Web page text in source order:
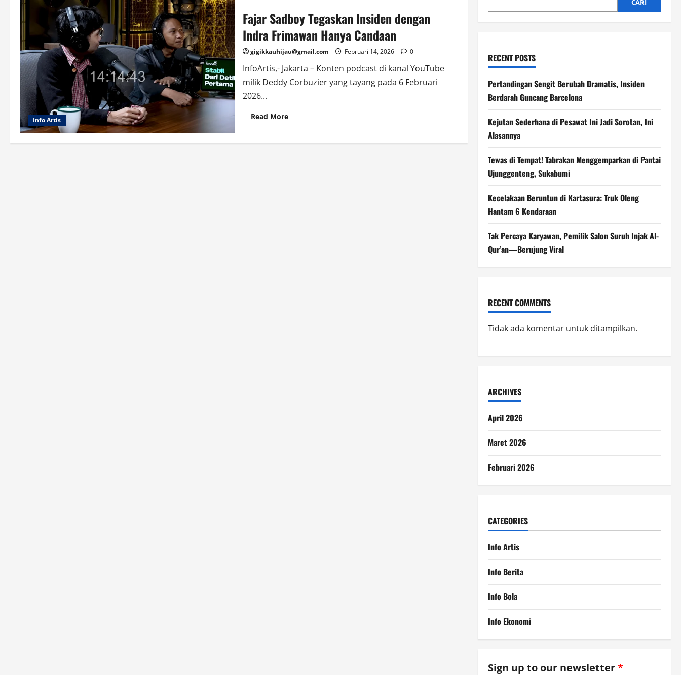
Info Artis
Fajar Sadboy Tegaskan Insiden dengan
Indra Frimawan Hanya Candaan
gigikkauhijau@gmail.com Februari 14, 2026 0
InfoArtis,- Jakarta – Konten podcast di kanal YouTube
milik Deddy Corbuzier yang tayang pada 6 Februari
2026...
Read MoreRead
more
Sadboy
CARI
RECENT POSTS
Pertandingan Sengit Berubah Dramatis, Insiden
Berdarah Guncang Barcelona
Kejutan Sederhana di Pesawat Ini Jadi Sorotan, Ini
Alasannya
Tewas di Tempat! Tabrakan Menggemparkan di Pantai
Ujunggenteng, Sukabumi
Kecelakaan Beruntun di Kartasura: Truk Oleng
Hantam 6 Kendaraan
Tak Percaya Karyawan, Pemilik Salon Suruh Injak Al-
Qur’an—Berujung Viral
RECENT COMMENTS
Tidak ada komentar untuk ditampilkan.
ARCHIVES
April 2026
Maret 2026
Februari 2026
CATEGORIES
Info Artis
Info Berita
Info Bola
Info Ekonomi
Sign up to our newsletter